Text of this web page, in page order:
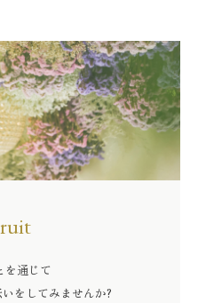
を通じて
をしてみませんか?